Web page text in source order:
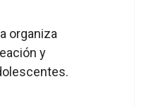
organiza
y